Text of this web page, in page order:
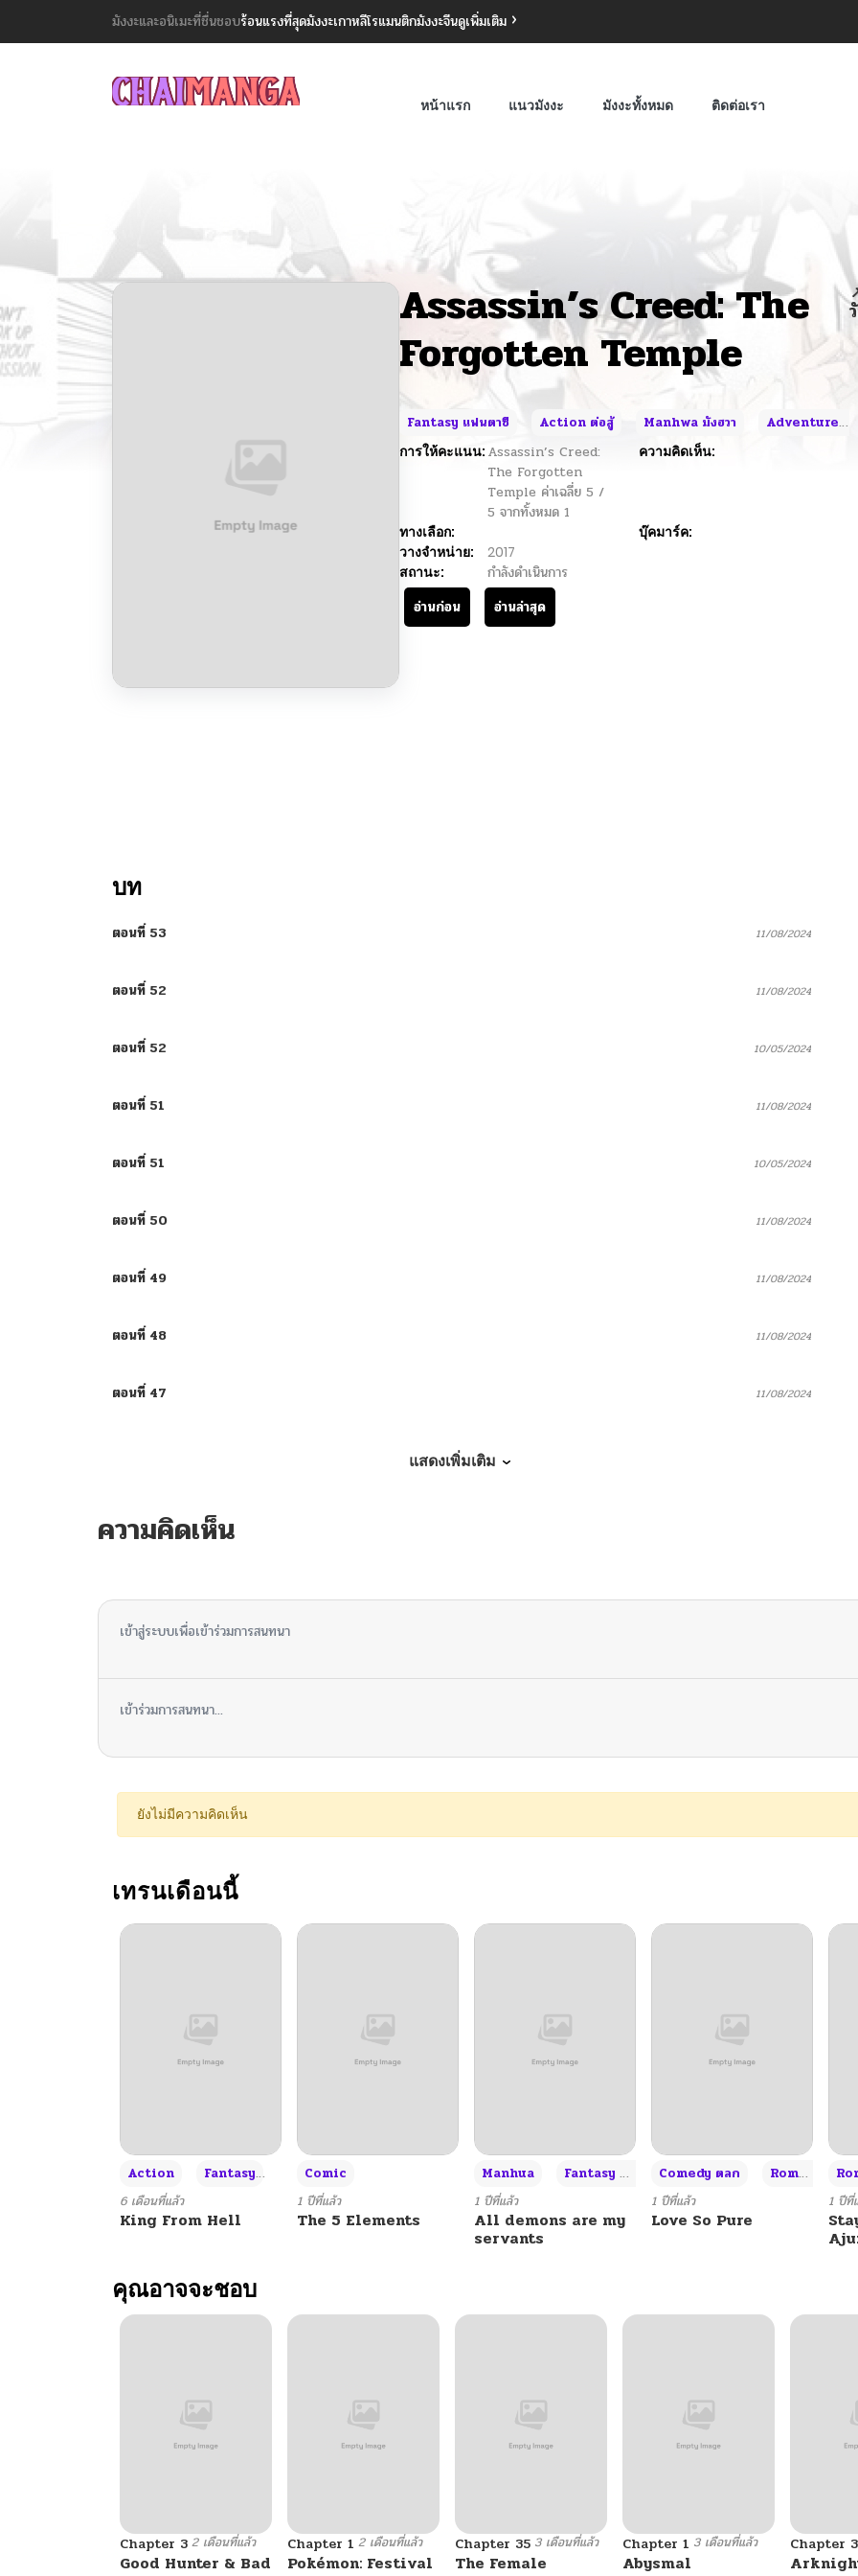
มังงะและอนิเมะที่ชื่นชอบร้อนแรงที่สุดมังงะเกาหลีโรแมนติกมังงะจีนดูเพิ่มเติม
หน้าแรก แนวมังงะ มังงะทั้งหมด ติดต่อเรา
Assassin’s Creed: The
Forgotten Temple
Fantasy แฟนตาซี Action ต่อสู้ Manhwa มังฮวา
Adventure ผจญภัย
การให้คะแนน: Assassin’s Creed:
The Forgotten
Temple ค่าเฉลี่ย 5 /
5 จากทั้งหมด 1
ความคิดเห็น:
ทางเลือก:
บุ๊คมาร์ค:
วางจำหน่าย:
2017
สถานะ:
กำลังดำเนินการ
อ่านก่อน
อ่านล่าสุด
บท
ตอนที่ 53 11/08/2024
ตอนที่ 52 11/08/2024
ตอนที่ 52 10/05/2024
ตอนที่ 51 11/08/2024
ตอนที่ 51 10/05/2024
ตอนที่ 50 11/08/2024
ตอนที่ 49 11/08/2024
ตอนที่ 48 11/08/2024
ตอนที่ 47 11/08/2024
ตอนที่ 44
ตอนที่ 43 11/08/2024
ตอนที่ 41 11/08/2024
ตอนที่ 36
ตอนที่ 35
ตอนที่ 33 11/08/2024
ตอนที่ 29 11/08/2024
แสดงเพิ่มเติม
ความคิดเห็น
เข้าสู่ระบบเพื่อเข้าร่วมการสนทนา
เข้าร่วมการสนทนา...
ยังไม่มีความคิดเห็น
เทรนเดือนนี้
Action Fantasy
6 เดือนที่แล้ว
King From Hell
Comic
1 ปีที่แล้ว
The 5 Elements
Manhua Fantasy แฟนตาซี +3
1 ปีที่แล้ว
All demons are my
servants
Comedy ตลก Romance โรแมนซ์
1 ปีที่แล้ว
Love So Pure
1 ปีที่
คุณอาจจะชอบ
Chapter 3 2 เดือนที่แล้ว
Good Hunter & Bad
Chapter 1 2 เดือนที่แล้ว
Pokémon: Festival
Chapter 35 3 เดือนที่แล้ว
The Female
Chapter 1 3 เดือนที่แล้ว
Abysmal
Chapter 3